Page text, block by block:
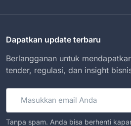
Dapatkan update terbaru
Berlangganan untuk
tender, regulasi, dan insight
Tanpa spam. Anda bisa berhenti